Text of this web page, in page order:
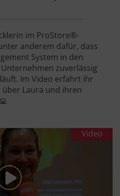
im ProStore®-
anderem dafür, dass
System in den
zuverlässig
Im Video erfahrt ihr
Laura und ihren
Video